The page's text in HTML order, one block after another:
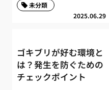
2025.06.29
未分類
ゴキブリが好む環境と
は？発生を防ぐための
チェックポイント